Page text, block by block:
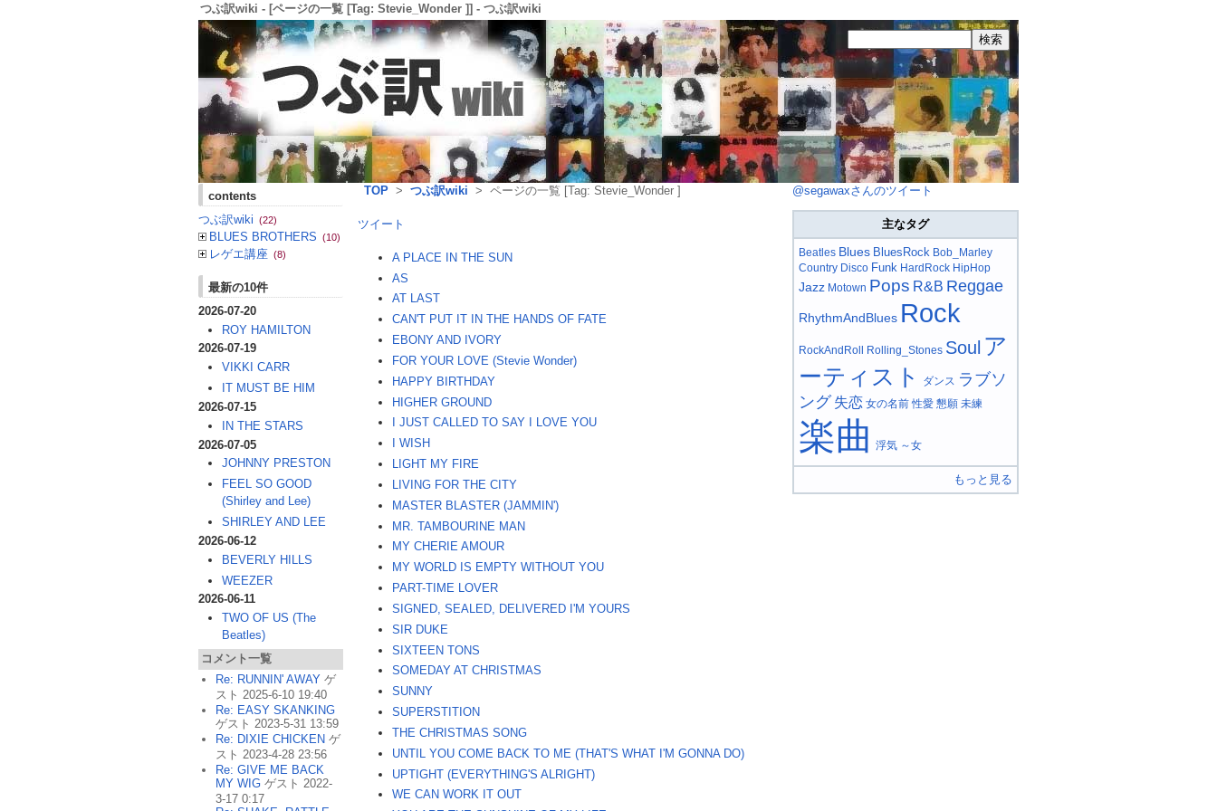
つぶ訳wiki - [ページの一覧 [Tag: Stevie_Wonder ]] - つぶ訳wiki
TOP > つぶ訳wiki > ページの一覧 [Tag: Stevie_Wonder ]
ツイート
A PLACE IN THE SUN
AS
AT LAST
CAN'T PUT IT IN THE HANDS OF FATE
EBONY AND IVORY
FOR YOUR LOVE (Stevie Wonder)
HAPPY BIRTHDAY
HIGHER GROUND
I JUST CALLED TO SAY I LOVE YOU
I WISH
LIGHT MY FIRE
LIVING FOR THE CITY
MASTER BLASTER (JAMMIN')
MR. TAMBOURINE MAN
MY CHERIE AMOUR
MY WORLD IS EMPTY WITHOUT YOU
PART-TIME LOVER
SIGNED, SEALED, DELIVERED I'M YOURS
SIR DUKE
SIXTEEN TONS
SOMEDAY AT CHRISTMAS
SUNNY
SUPERSTITION
THE CHRISTMAS SONG
UNTIL YOU COME BACK TO ME (THAT'S WHAT I'M GONNA DO)
UPTIGHT (EVERYTHING'S ALRIGHT)
WE CAN WORK IT OUT
contents
つぶ訳wiki (22)
BLUES BROTHERS (10)
レゲエ講座 (8)
最新の10件
2026-07-20
ROY HAMILTON
2026-07-19
VIKKI CARR
IT MUST BE HIM
2026-07-15
IN THE STARS
2026-07-05
JOHNNY PRESTON
FEEL SO GOOD
(Shirley and Lee)
SHIRLEY AND LEE
2026-06-12
BEVERLY HILLS
WEEZER
2026-06-11
TWO OF US (The
Beatles)
コメント一覧
Re: RUNNIN' AWAY ゲ
スト 2025-6-10 19:40
Re: EASY SKANKING
ゲスト 2023-5-31 13:59
Re: DIXIE CHICKEN ゲ
スト 2023-4-28 23:56
Re: GIVE ME BACK
MY WIG ゲスト 2022-
3-17 0:17
@segawaxさんのツイート
主なタグ
Beatles Blues BluesRock Bob_Marley
Country Disco Funk HardRock HipHop
Jazz Motown Pops R&B Reggae
RhythmAndBlues Rock
RockAndRoll Rolling_Stones Soul ア
ーティスト
ダンス ラブソ
ング 失恋 女の名前 性愛 懇願 未練
楽曲 浮気 ～女
もっと見る